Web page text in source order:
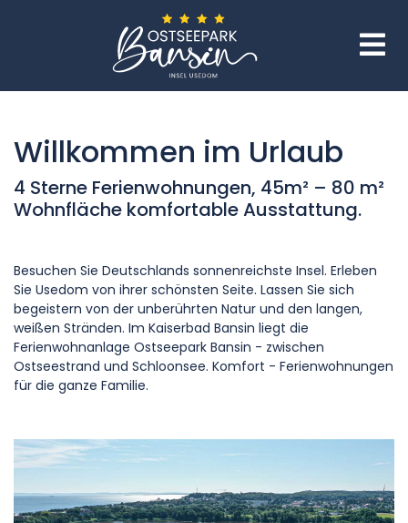
Willkommen im Urlaub
4 Sterne Ferienwohnungen, 45m² – 80 m²
Wohnfläche komfortable Ausstattung.
Besuchen Sie Deutschlands sonnenreichste Insel. Erleben
Sie Usedom von ihrer schönsten Seite. Lassen Sie sich
begeistern von der unberührten Natur und den langen,
weißen Stränden. Im Kaiserbad Bansin liegt die
Ferienwohnanlage Ostseepark Bansin - zwischen
Ostseestrand und Schloonsee. Komfort - Ferienwohnungen
für die ganze Familie.